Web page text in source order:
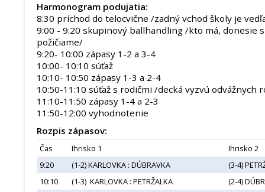
Harmonogram podujatia:
8:30 príchod do telocvične /zadný vchod školy je
9:00 - 9:20 skupinový ballhandling /kto má, donesie
požičiame/
9:20- 10:00 zápasy 1-2 a 3-4
10:00- 10:10 súťaž
10:10- 10:50 zápasy 1-3 a 2-4
10:50-11:10 súťaž s rodičmi /decká vyzvú odvážnych
11:10-11:50 zápasy 1-4 a 2-3
11:50-12:00 vyhodnotenie
Rozpis zápasov:
Čas Ihrisko 1
Ihrisko 2
9:20
(1-2) KARLOVKA : DÚBRAVKA
(3-4)
10:10
(1-3) KARLOVKA : PETRŽALKA
(2-4)